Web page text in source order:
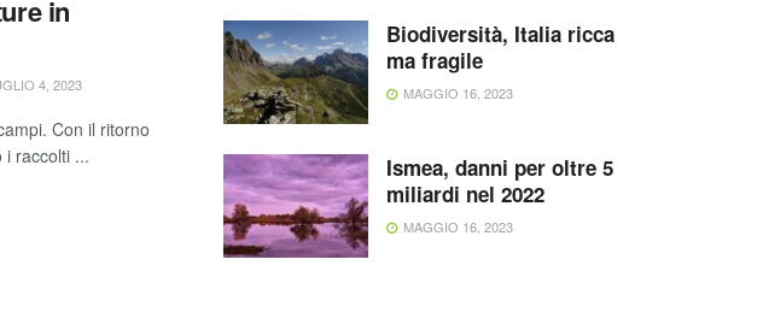
in
4, 2023
Con il ritorno
i raccolti ...
Biodiversità, Italia ricca
ma fragile
MAGGIO 16, 2023
Ismea, danni per oltre 5
miliardi nel 2022
MAGGIO 16, 2023